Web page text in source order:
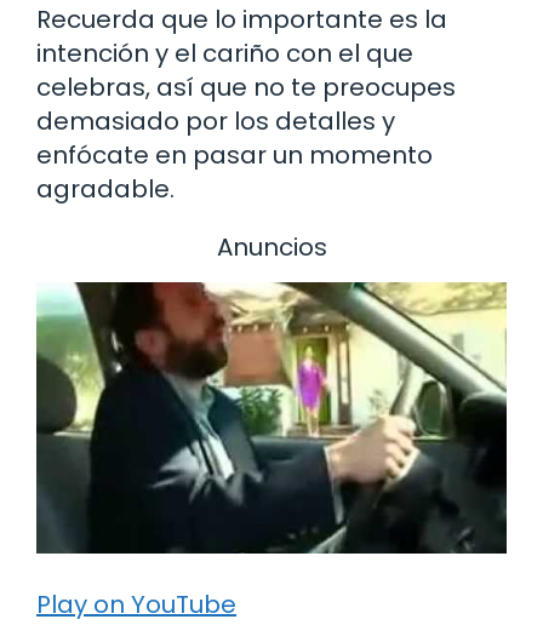
Recuerda que lo importante es la
intención y el cariño con el que
celebras, así que no te preocupes
demasiado por los detalles y
enfócate en pasar un momento
agradable.
Anuncios
Play on YouTube